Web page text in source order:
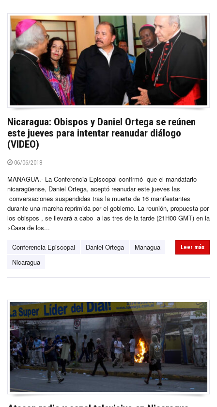
Nicaragua: Obispos y Daniel Ortega se reúnen
este jueves para intentar reanudar diálogo
(VIDEO)
06/06/2018
MANAGUA.- La Conferencia Episcopal confirmó que el mandatario
nicaragüense, Daniel Ortega, aceptó reanudar este jueves las
conversaciones suspendidas tras la muerte de 16 manifestantes
durante una marcha reprimida por el gobierno. La reunión, propuesta por
los obispos , se llevará a cabo a las tres de la tarde (21H00 GMT) en la
«Casa de los...
Conferencia Episcopal Daniel Ortega
Managua
Nicaragua
Leer más